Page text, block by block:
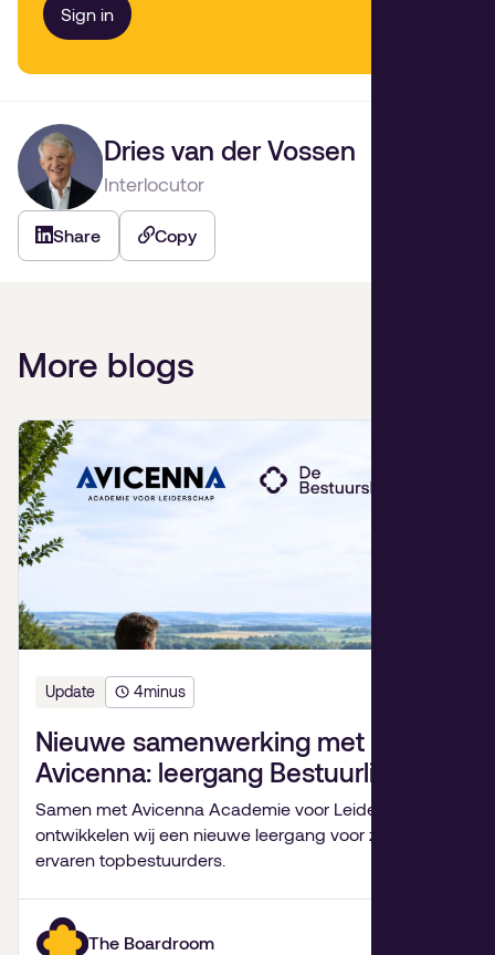
Dries van der Vossen
Interlocutor
Share Copy
More blogs
Update 4minus
Nieuwe samenwerking met
Avicenna: leergang Bestuurlijk
Leiderschap
Samen met Avicenna Academie voor Leiderschap
ontwikkelen wij een nieuwe leergang voor zeer
ervaren topbestuurders.
The Boardroom